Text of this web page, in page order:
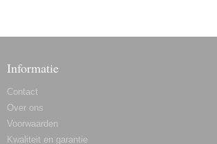
Informatie
Contact
Over ons
Voorwaarden
Kwaliteit en garantie